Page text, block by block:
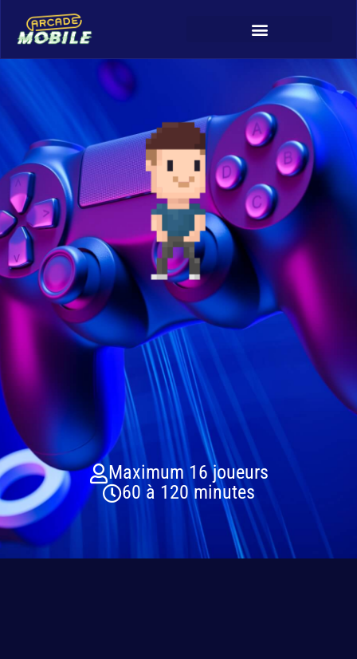
Maximum 16 joueurs
60 à 120 minutes